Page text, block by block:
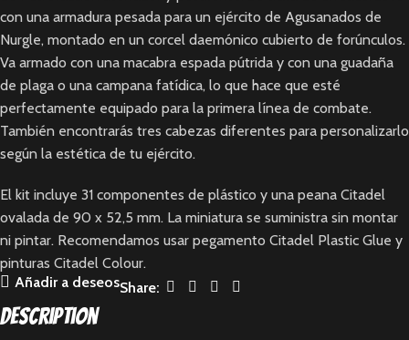
con una armadura pesada para un ejército de Agusanados de
Nurgle, montado en un corcel daemónico cubierto de forúnculos.
Va armado con una macabra espada pútrida y con una guadaña
de plaga o una campana fatídica, lo que hace que esté
perfectamente equipado para la primera línea de combate.
También encontrarás tres cabezas diferentes para personalizarlo
según la estética de tu ejército.
El kit incluye 31 componentes de plástico y una peana Citadel
ovalada de 90 x 52,5 mm. La miniatura se suministra sin montar
ni pintar. Recomendamos usar pegamento Citadel Plastic Glue y
pinturas Citadel Colour.
Añadir a deseosShare:
Description